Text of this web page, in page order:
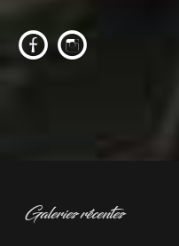
c f
Galeries récentes